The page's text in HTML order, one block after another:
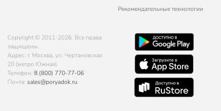
Рекомендательные технологии
Copyright © 2011-2026. Все права
защищены.
Адрес: г. Москва, ул. Чертановская
20 (метро Южная)
Телефон: 8 (800) 770-77-06
Почта: sales@poryadok.ru